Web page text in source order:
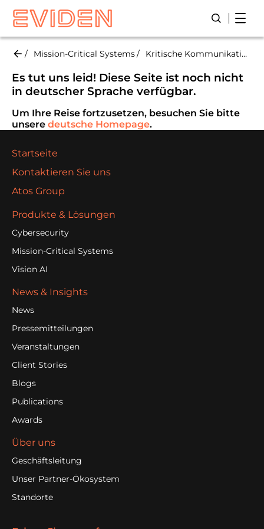
Skip
main
Suche
Mission-Critical Systems Kritische Kommunikation
Es tut uns leid! Diese Seite ist noch nicht
in deutscher Sprache verfügbar.
Um Ihre Reise fortzusetzen, besuchen Sie bitte
unsere deutsche Homepage.
Startseite
Kontaktieren Sie uns
Atos Group
Produkte & Lösungen
Cybersecurity
Mission-Critical Systems
Vision AI
News & Insights
News
Pressemitteilungen
Veranstaltungen
Client Stories
Blogs
Publications
Awards
Über uns
Geschäftsleitung
Unser Partner-Ökosystem
Standorte